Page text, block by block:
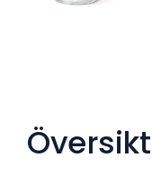
Översikt